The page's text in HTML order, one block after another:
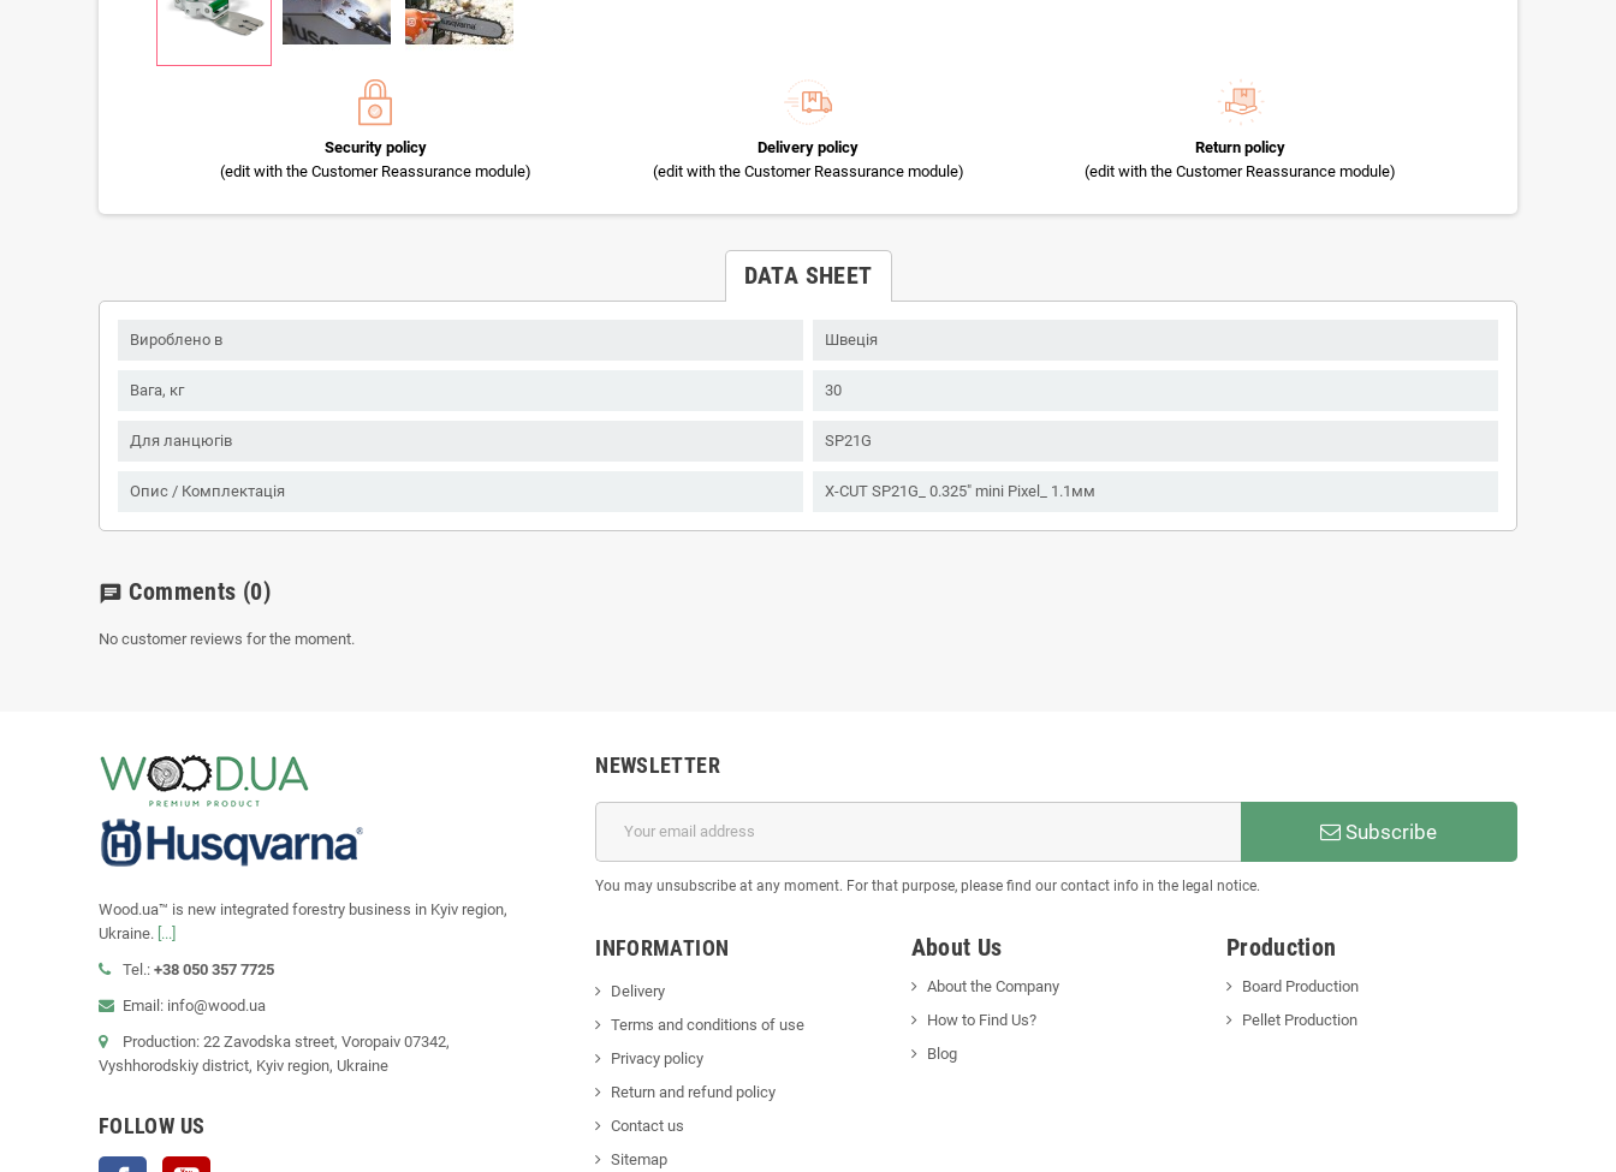
Security policy
(edit with the Customer Reassurance module)
Delivery policy
(edit with the Customer Reassurance module)
Return policy
(edit with the Customer Reassurance module)
DATA SHEET
Вироблено в Швеція
Вага, кг 30
Для ланцюгів SP21G
Опис / Комплектація X-CUT SP21G_ 0.325" mini Pixel_ 1.1мм
chat Comments (0)
No customer reviews for the moment.
Wood.ua™ is new integrated forestry business in Kyiv region,
Ukraine. [...]
Tel.: +38 050 357 7725
Email: info@wood.ua
Production: 22 Zavodska street, Voropaiv 07342,
Vyshhorodskiy district, Kyiv region, Ukraine
FOLLOW US
Facebook
NEWSLETTER
Subscribe
You may unsubscribe at any moment. For that purpose, please find our contact info in the legal notice.
INFORMATION
Delivery
Terms and conditions of use
Privacy policy
Return and refund policy
Contact us
Sitemap
About Us
About the Company
How to Find Us?
Blog
Production
Board Production
Pellet Production